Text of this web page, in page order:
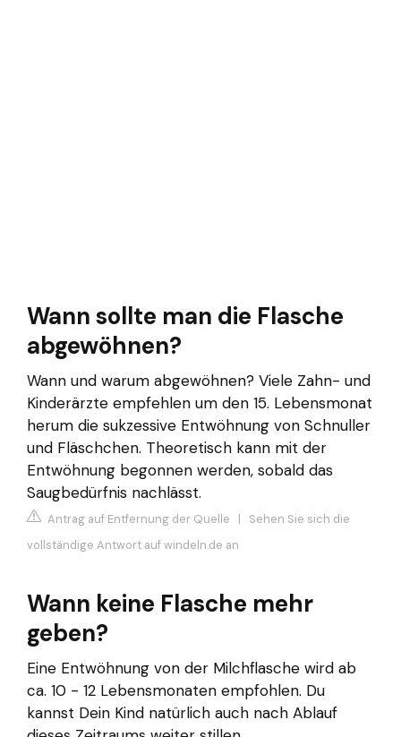
Wann sollte man die Flasche
abgewöhnen?
Wann und warum abgewöhnen? Viele Zahn- und
Kinderärzte empfehlen um den 15. Lebensmonat
herum die sukzessive Entwöhnung von Schnuller
und Fläschchen. Theoretisch kann mit der
Entwöhnung begonnen werden, sobald das
Saugbedürfnis nachlässt.
Antrag auf Entfernung der Quelle | Sehen Sie sich die
vollständige Antwort auf windeln.de an
Wann keine Flasche mehr
geben?
Eine Entwöhnung von der Milchflasche wird ab
ca. 10 - 12 Lebensmonaten empfohlen. Du
kannst Dein Kind natürlich auch nach Ablauf